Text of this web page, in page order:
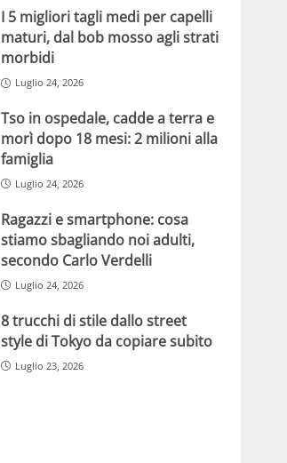
I 5 migliori tagli medi per capelli
maturi, dal bob mosso agli strati
morbidi
Luglio 24, 2026
Tso in ospedale, cadde a terra e
morì dopo 18 mesi: 2 milioni alla
famiglia
Luglio 24, 2026
Ragazzi e smartphone: cosa
stiamo sbagliando noi adulti,
secondo Carlo Verdelli
Luglio 24, 2026
8 trucchi di stile dallo street
style di Tokyo da copiare subito
Luglio 23, 2026